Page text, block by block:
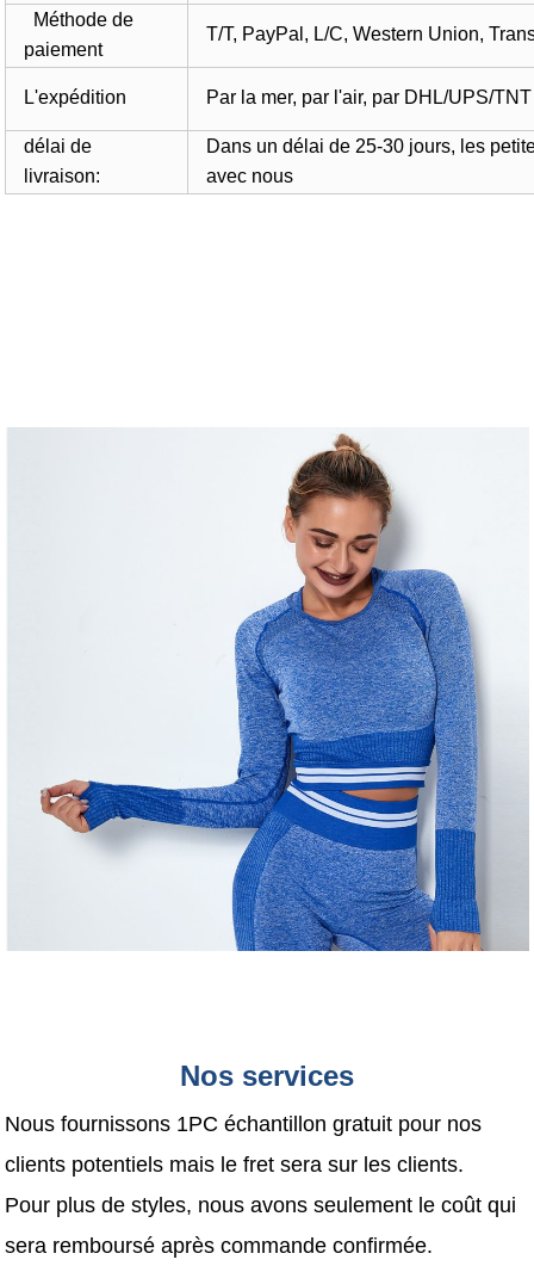
Méthode de
paiement
T/T, PayPal, L/C, Western Union,
L'expédition Par la mer, par l'air, par DHL/UPS/
délai de
livraison:
Dans un délai de 25-30 jours, les
avec nous
Nos services
Nous fournissons 1PC échantillon gratuit pour nos
clients potentiels mais le fret sera sur les clients.
Pour plus de styles, nous avons seulement le coût qui
sera remboursé après commande confirmée.